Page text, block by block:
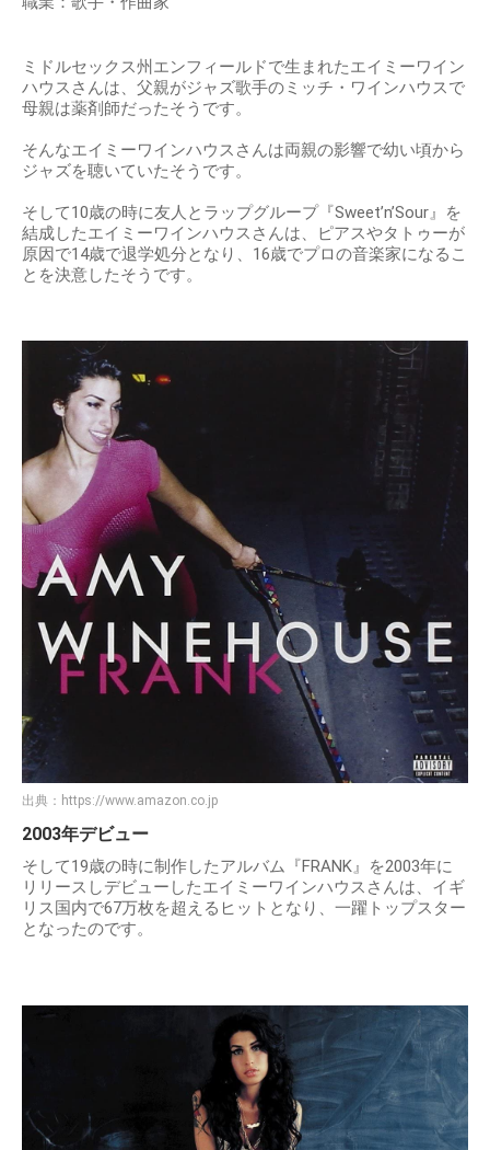
ミドルセックス州エンフィールドで生まれたエイミーワイン
ハウスさんは、父親がジャズ歌手のミッチ・ワインハウスで
母親は薬剤師だったそうです。
そんなエイミーワインハウスさんは両親の影響で幼い頃から
ジャズを聴いていたそうです。
そして10歳の時に友人とラップグループ『Sweet’n’Sour』を
結成したエイミーワインハウスさんは、ピアスやタトゥーが
原因で14歳で退学処分となり、16歳でプロの音楽家になるこ
とを決意したそうです。
出典： https://www.amazon.co.jp
2003年デビュー
そして19歳の時に制作したアルバム『FRANK』を2003年に
リリースしデビューしたエイミーワインハウスさんは、イギ
リス国内で67万枚を超えるヒットとなり、一躍トップスター
となったのです。